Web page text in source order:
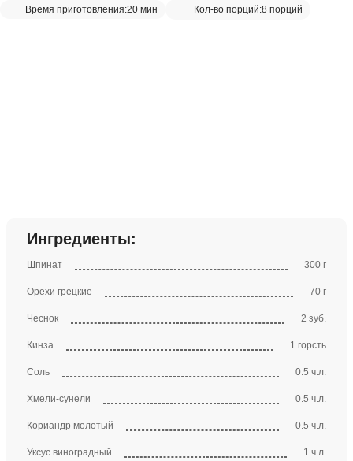
Время приготовления:20 мин Кол-во порций:8 порций
Ингредиенты:
Шпинат 300 г
Орехи грецкие 70 г
Чеснок 2 зуб.
Кинза 1 горсть
Соль 0.5 ч.л.
Хмели-сунели 0.5 ч.л.
Кориандр молотый 0.5 ч.л.
Уксус виноградный 1 ч.л.